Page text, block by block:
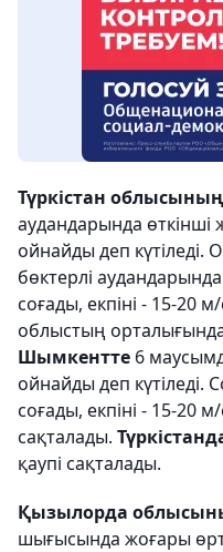
Түркістан облысының
аудандарында
ойнайды деп күтіледі.
бөктерлі
соғады, екпіні - 15-20
облыстың орталығында
Шымкентте 6
ойнайды деп күтіледі.
соғады, екпіні - 15-20
сақталады.
қаупі сақталады.
Қызылорда
шығысында жоғары